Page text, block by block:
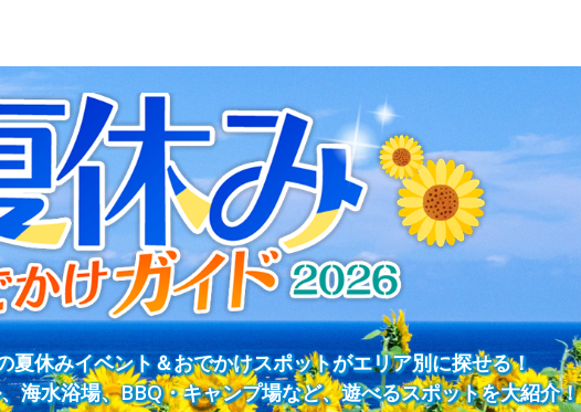
夏休みイベント＆おでかけスポットがエリア別に探せる！
海水浴場、BBQ・キャンプ場など、遊べるスポットを大紹介！